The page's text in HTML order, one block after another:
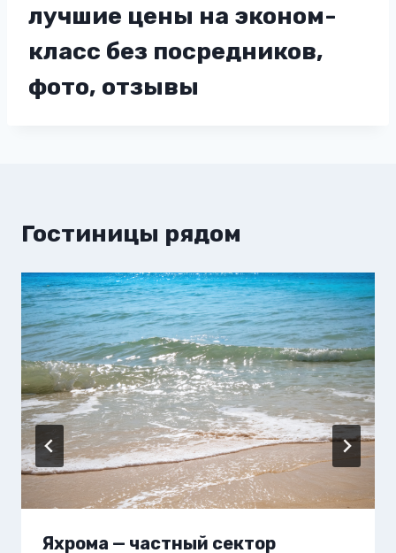
лучшие цены на эконом-
класс без посредников,
фото, отзывы
Гостиницы рядом
Яхрома — частный сектор